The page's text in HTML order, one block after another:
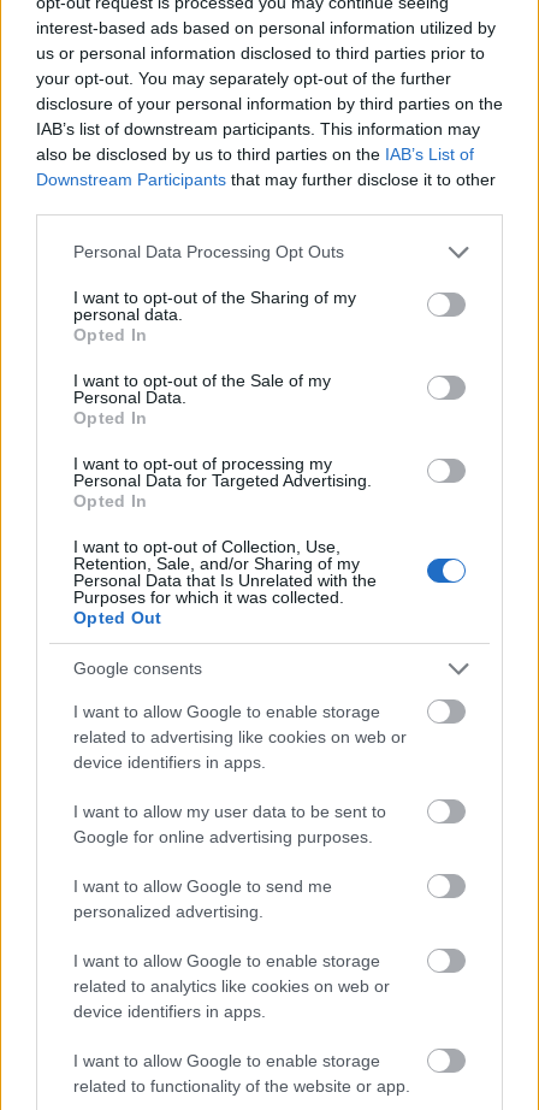
interest-based ads based on personal information utilized by
us or personal information disclosed to third parties prior to
your opt-out. You may separately opt-out of the further
disclosure of your personal information by third parties on the
IAB’s list of downstream participants. This information may
also be disclosed by us to third parties on the IAB’s List of
Downstream Participants that may further disclose it to other
Please note that this website/app uses one or more Google
not limited to your visit or usage behaviour. You may click to
grant or deny consent to Google and its third-party tags to
use your data for below specified purposes in below Google
consent section.
Personal Data Processing Opt Outs
I want to opt-out of the Sharing of my
personal data.
Opted In
I want to opt-out of the Sale of my
Personal Data.
Opted In
I want to opt-out of processing my
Personal Data for Targeted Advertising.
Opted In
I want to opt-out of Collection, Use,
Retention, Sale, and/or Sharing of my
Personal Data that Is Unrelated with the
Purposes for which it was collected.
Opted Out
Google consents
I want to allow Google to enable storage
related to advertising like cookies on web or
device identifiers in apps.
I want to allow my user data to be sent to
Google for online advertising purposes.
I want to allow Google to send me
personalized advertising.
I want to allow Google to enable storage
related to analytics like cookies on web or
device identifiers in apps.
I want to allow Google to enable storage
related to functionality of the website or app.
Δες την εμφάνιση της Ντέμι Μουρ
Getty Images
Η μόδα αλλάζει — και το JennyGr
είναι πάντα μπροστά. Ακολούθησέ
μας στο
Google News
για daily
fashion inspo.